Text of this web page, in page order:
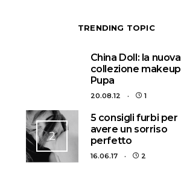
TRENDING TOPIC
China Doll: la nuova
collezione makeup
Pupa
20.08.12 1
2
5 consigli furbi per
avere un sorriso
perfetto
16.06.17 2